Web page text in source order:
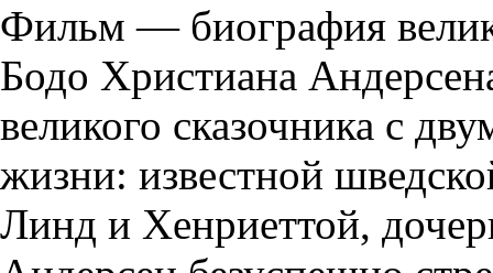
Фильм — биография
Бодо Христиана
великого сказочника с
жизни: известной
Линд и Хенриеттой,